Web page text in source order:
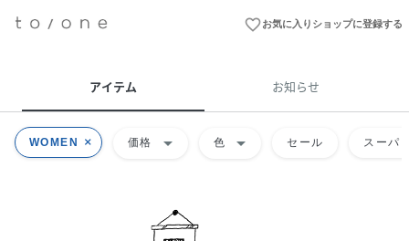
favorite_borderお気に入りショップに登録する
アイテム お知らせ
WOMEN 価格 arrow_drop_down 色 arrow_drop_down セール スーパ